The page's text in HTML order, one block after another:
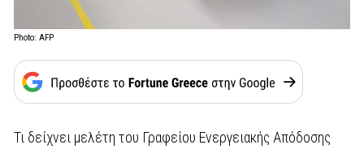
Photo: AFP
Τι δείχνει μελέτη του Γραφείου Ενεργειακής Απόδοσης